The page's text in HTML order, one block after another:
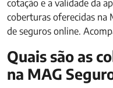
cotação e a validade da
coberturas oferecidas na
de seguros online.
Quais são as
na MAG